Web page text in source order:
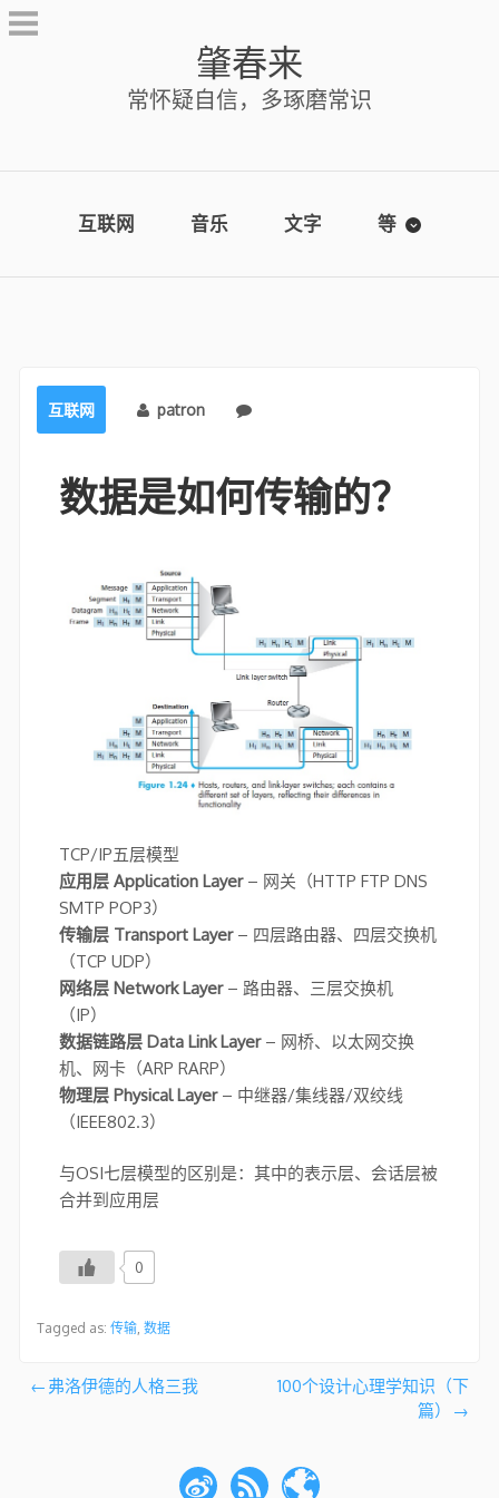
Skip
to
肇春来
常怀疑自信，多琢磨常识
互联网 音乐 文字 等
互联网 patron
数据是如何传输的？
TCP/IP五层模型
应用层 Application Layer– 网关（HTTP FTP DNS
SMTP POP3）
传输层 Transport Layer– 四层路由器、四层交换机
（TCP UDP）
网络层 Network Layer– 路由器、三层交换机
（IP）
数据链路层 Data Link Layer– 网桥、以太网交换
机、网卡（ARP RARP）
物理层 Physical Layer– 中继器/集线器/双绞线
（IEEE802.3）
与OSI七层模型的区别是：其中的表示层、会话层被
合并到应用层
0
Tagged as: 传输, 数据
文弗洛伊德的人格三我
100个设计心理学知识（下
篇）